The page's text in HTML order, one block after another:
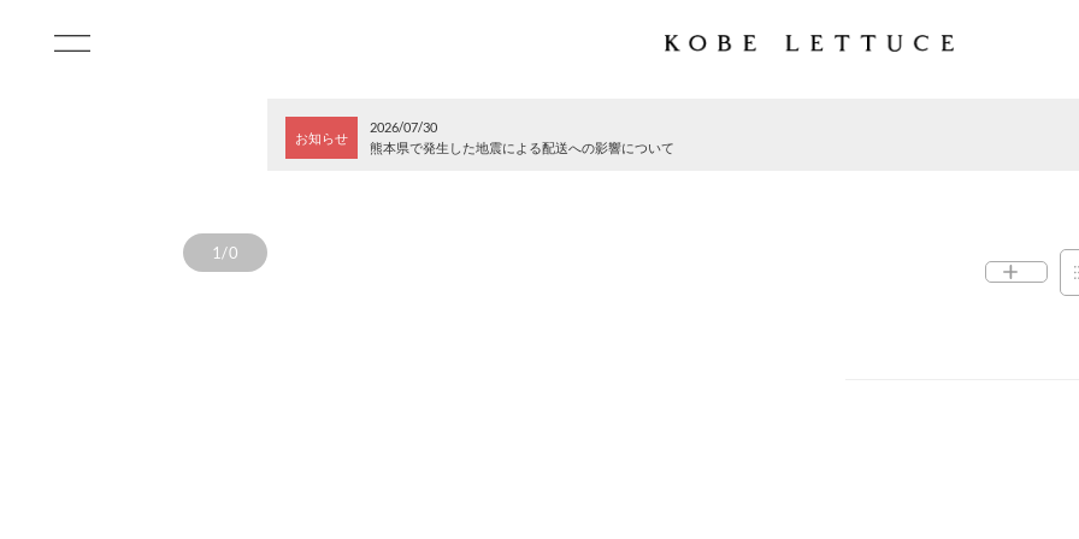
お知らせ
2026/07/30
熊本県で発生した地震による配送への影響について
1/0